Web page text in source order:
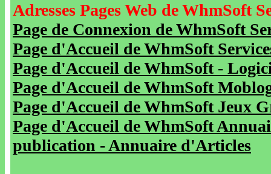
Adresses Pages Web de WhmSoft
Page de Connexion de WhmSoft
Page d'Accueil de WhmSoft
Page d'Accueil de WhmSoft -
Page d'Accueil de WhmSoft
Page d'Accueil de WhmSoft Jeux
Page d'Accueil de WhmSoft
publication - Annuaire d'Articles